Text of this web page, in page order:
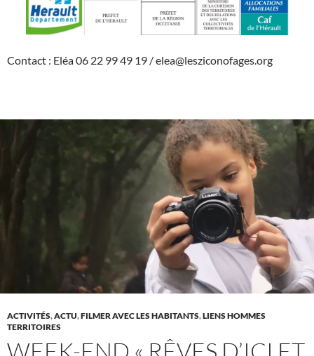
Contact : Eléa 06 22 99 49 19 / elea@lesziconofages.org
ACTIVITÉS,ACTU,FILMER AVEC LES HABITANTS,LIENS HOMMES
TERRITOIRES